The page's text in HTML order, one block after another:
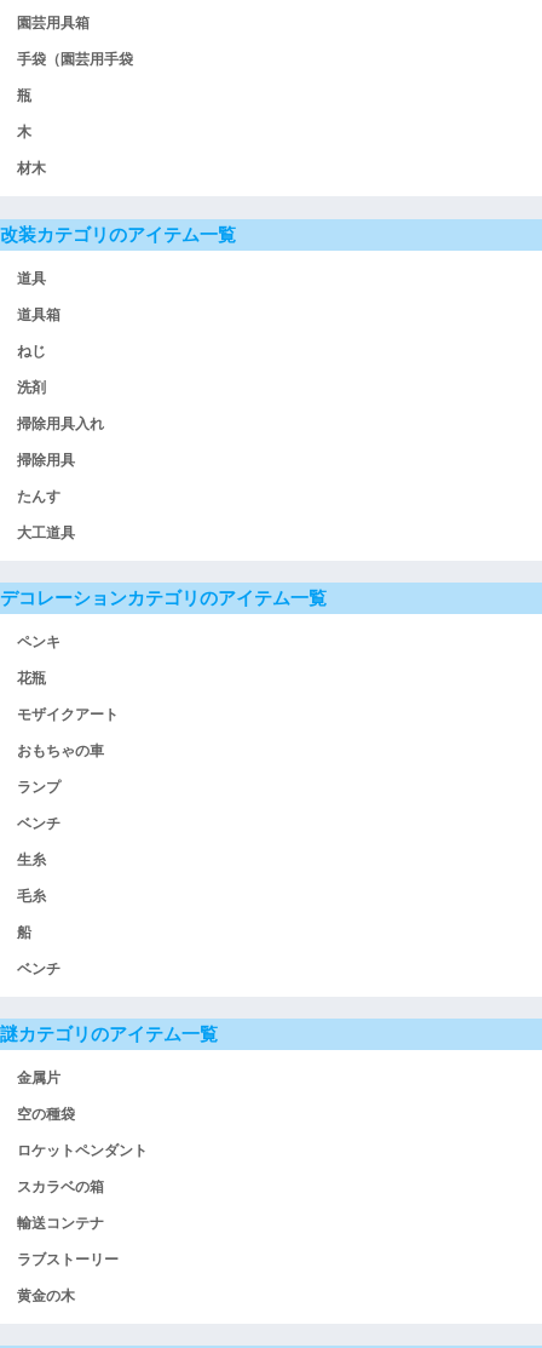
園芸用具箱
手袋（園芸用手袋
瓶
木
材木
改装カテゴリのアイテム一覧
道具
道具箱
ねじ
洗剤
掃除用具入れ
掃除用具
たんす
大工道具
デコレーションカテゴリのアイテム一覧
ペンキ
花瓶
モザイクアート
おもちゃの車
ランプ
ベンチ
生糸
毛糸
船
ベンチ
謎カテゴリのアイテム一覧
金属片
空の種袋
ロケットペンダント
スカラベの箱
輸送コンテナ
ラブストーリー
黄金の木